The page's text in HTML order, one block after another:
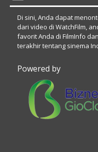
Di sini, Anda dapat
dari video di WatchFilm,
favorit Anda di FilmInfo
terakhir tentang sinema
Powered by